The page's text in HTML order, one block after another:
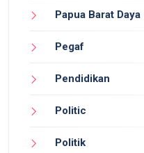
Papua Barat Daya
Pegaf
Pendidikan
Politic
Politik